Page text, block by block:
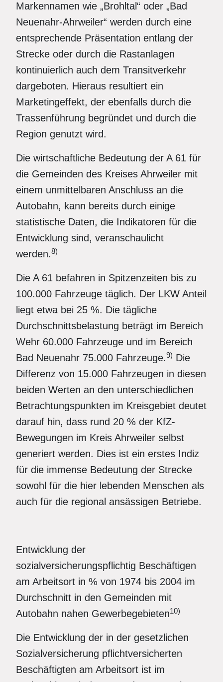
Markennamen wie „Brohltal“ oder „Bad
Neuenahr-Ahrweiler“ werden durch eine
entsprechende Präsentation entlang der
Strecke oder durch die Rastanlagen
kontinuierlich auch dem Transitverkehr
dargeboten. Hieraus resultiert ein
Marketingeffekt, der ebenfalls durch die
Trassenführung begründet und durch die
Region genutzt wird.
Die wirtschaftliche Bedeutung der A 61 für
die Gemeinden des Kreises Ahrweiler mit
einem unmittelbaren Anschluss an die
Autobahn, kann bereits durch einige
statistische Daten, die Indikatoren für die
Entwicklung sind, veranschaulicht
werden.8)
Die A 61 befahren in Spitzenzeiten bis zu
100.000 Fahrzeuge täglich. Der LKW Anteil
liegt etwa bei 25 %. Die tägliche
Durchschnittsbelastung beträgt im Bereich
Wehr 60.000 Fahrzeuge und im Bereich
Bad Neuenahr 75.000 Fahrzeuge.9) Die
Differenz von 15.000 Fahrzeugen in diesen
beiden Werten an den unterschiedlichen
Betrachtungspunkten im Kreisgebiet deutet
darauf hin, dass rund 20 % der KfZ-
Bewegungen im Kreis Ahrweiler selbst
generiert werden. Dies ist ein erstes Indiz
für die immense Bedeutung der Strecke
sowohl für die hier lebenden Menschen als
auch für die regional ansässigen Betriebe.
Entwicklung der
sozialversicherungspflichtig Beschäftigen
am Arbeitsort in % von 1974 bis 2004 im
Durchschnitt in den Gemeinden mit
Autobahn nahen Gewerbegebieten10)
Die Entwicklung der in der gesetzlichen
Sozialversicherung pflichtversicherten
Beschäftigten am Arbeitsort ist im